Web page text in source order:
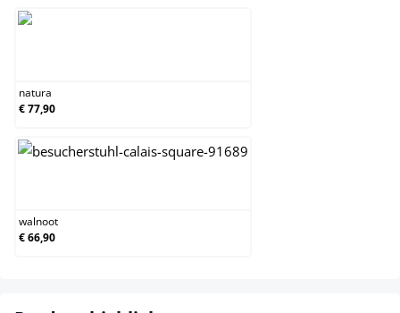
natura
€ 77,90
walnoot
€ 66,90